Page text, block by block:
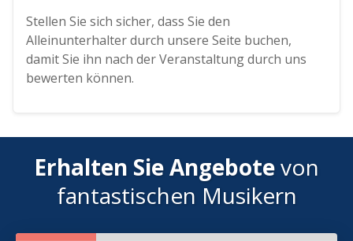
Stellen Sie sich sicher, dass Sie den
Alleinunterhalter durch unsere Seite buchen,
damit Sie ihn nach der Veranstaltung durch uns
bewerten können.
Erhalten Sie Angebotevon
fantastischen Musikern